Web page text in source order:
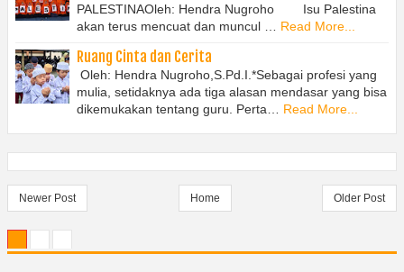
PALESTINAOleh: Hendra Nugroho Isu Palestina
akan terus mencuat dan muncul …
Read More...
Ruang Cinta dan Cerita
Oleh: Hendra Nugroho,S.Pd.I.*Sebagai profesi yang
mulia, setidaknya ada tiga alasan mendasar yang bisa
dikemukakan tentang guru. Perta… Read More...
Newer Post Older Post
Home